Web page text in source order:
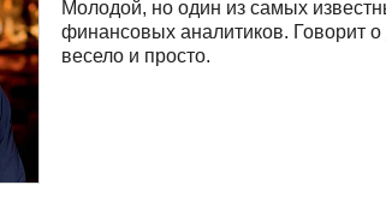
Молодой, но один из самых
финансовых аналитиков. Говорит о
весело и просто.